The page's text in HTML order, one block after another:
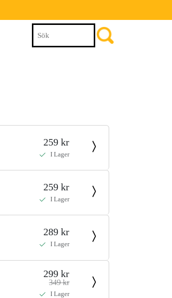
for:
259 kr
I Lager
259 kr
I Lager
289 kr
I Lager
299 kr
349 kr
I Lager